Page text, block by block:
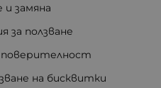
замяна
за ползване
на бисквитки